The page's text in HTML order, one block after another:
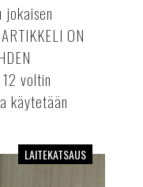
jokaisen
ON
voltin
käytetään
LAITEKATSAUS